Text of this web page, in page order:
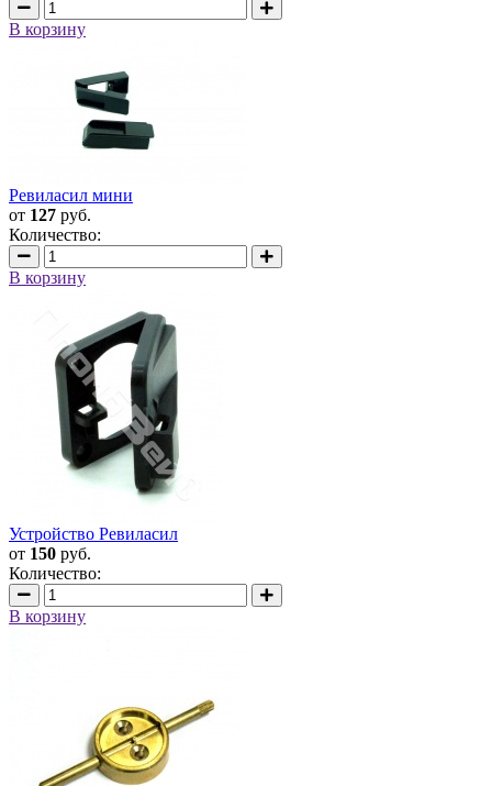
В корзину
Ревиласил мини
от 127 руб.
Количество:
В корзину
Устройство Ревиласил
от 150 руб.
Количество:
В корзину